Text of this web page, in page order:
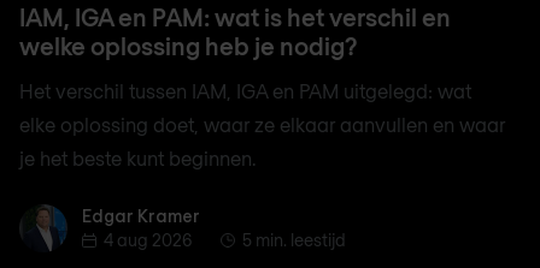
IAM, IGA en PAM: wat is het verschil en
welke oplossing heb je nodig?
Het verschil tussen IAM, IGA en PAM uitgelegd: wat
elke oplossing doet, waar ze elkaar aanvullen en waar
je het beste kunt beginnen.
Edgar KramerEdgar Kramer
4 aug 2026
5 min. leestijd